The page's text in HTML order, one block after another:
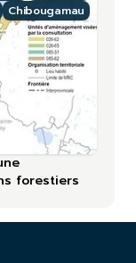
Chibougamau
forestiers